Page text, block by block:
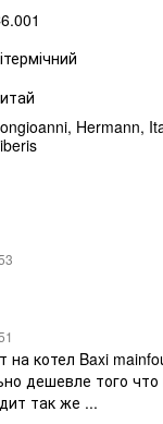
Hermann,
на котел Baxi
дешевле того
так же ...